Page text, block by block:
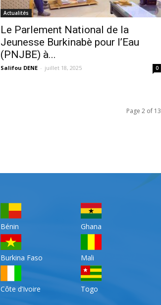
Actualités
Le Parlement National de la
Jeunesse Burkinabè pour l’Eau
(PNJBE) à...
Salifou DENE - juillet 18, 2025 0
Page 2 of 13
Bénin
Burkina Faso
Côte d’Ivoire
Ghana
Mali
Togo